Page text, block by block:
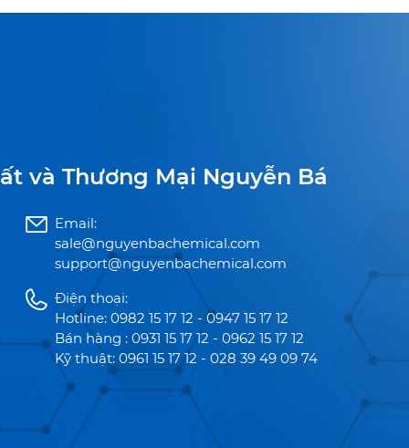
và Thương Mại Nguyễn Bá
Email:
sale@nguyenbachemical.com
support@nguyenbachemical.com
Điện thoại:
Hotline: 0982 15 17 12 - 0947 15 17 12
Bán hàng : 0931 15 17 12 - 0962 15 17 12
Kỹ thuật: 0961 15 17 12 - 028 39 49 09 74